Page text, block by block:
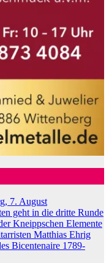
7. August
geht in die dritte Runde
Kneippschen Elemente
Matthias Ehrig
Bicentenaire 1789-